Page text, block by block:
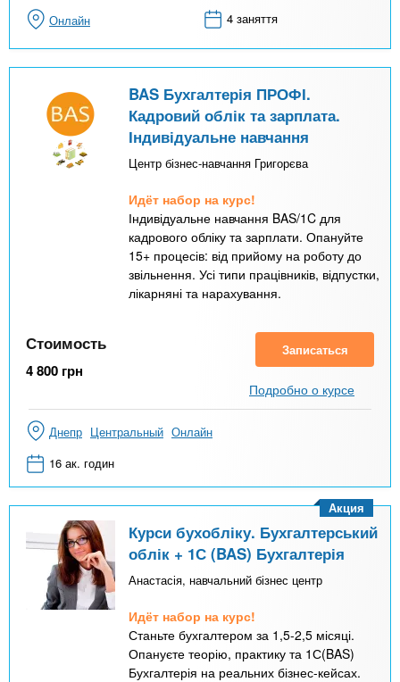
Онлайн 4 заняття
BAS Бухгалтерія ПРОФІ.
Кадровий облік та зарплата.
Індивідуальне навчання
Центр бізнес-навчання Григорєва
Идёт набор на курс!
Індивідуальне навчання BAS/1C для
кадрового обліку та зарплати. Опануйте
15+ процесів: від прийому на роботу до
звільнення. Усі типи працівників, відпустки,
лікарняні та нарахування.
Стоимость
4 800 грн
Записаться
Подробно о курсе
Днепр Центральный Онлайн
16 ак. годин
Курси бухобліку. Бухгалтерський
облік + 1С (BAS) Бухгалтерія
Анастасія, навчальний бізнес центр
Идёт набор на курс!
Станьте бухгалтером за 1,5-2,5 місяці.
Опануєте теорію, практику та 1С(BAS)
Бухгалтерія на реальних бізнес-кейсах.
Акция